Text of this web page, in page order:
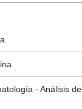
- Análisis de